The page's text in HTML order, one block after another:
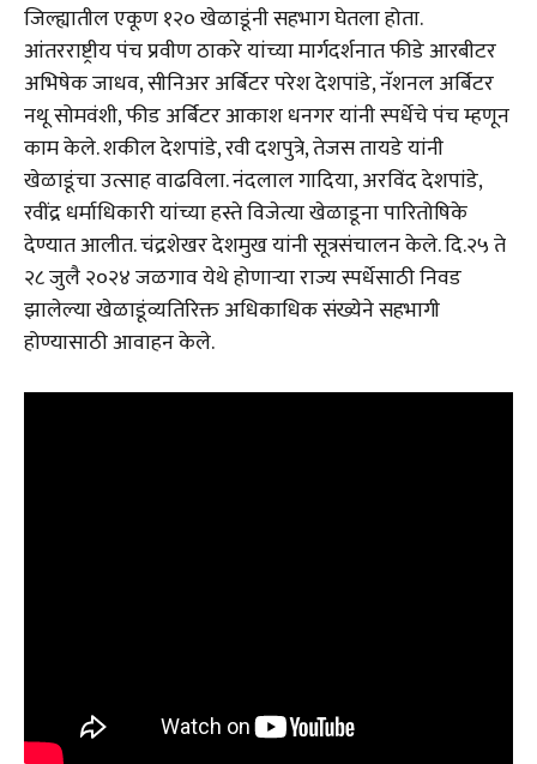
जिल्ह्यातील एकूण १२० खेळाडूंनी सहभाग घेतला होता.
आंतरराष्ट्रीय पंच प्रवीण ठाकरे यांच्या मार्गदर्शनात फीडे आरबीटर
अभिषेक जाधव, सीनिअर अर्बिटर परेश देशपांडे, नॅशनल अर्बिटर
नथू सोमवंशी, फीड अर्बिटर आकाश धनगर यांनी स्पर्धेचे पंच म्हणून
काम केले. शकील देशपांडे, रवी दशपुत्रे, तेजस तायडे यांनी
खेळाडूंचा उत्साह वाढविला. नंदलाल गादिया, अरविंद देशपांडे,
रवींद्र धर्माधिकारी यांच्या हस्ते विजेत्या खेळाडूना पारितोषिके
देण्यात आलीत. चंद्रशेखर देशमुख यांनी सूत्रसंचालन केले. दि.२५ ते
२८ जुलै २०२४ जळगाव येथे होणाऱ्या राज्य स्पर्धेसाठी निवड
झालेल्या खेळाडूंव्यतिरिक्त अधिकाधिक संख्येने सहभागी
होण्यासाठी आवाहन केले.